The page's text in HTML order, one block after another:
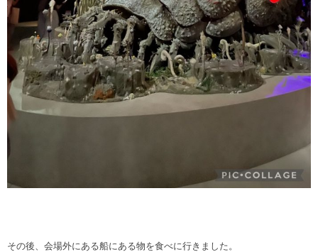
その後、会場外にある船にある物を食べに行きました。